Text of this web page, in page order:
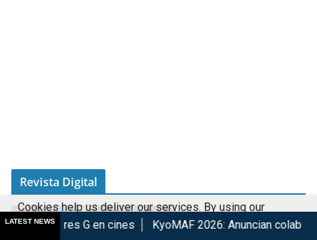
Revista Digital
LATEST NEWS
en cines KyoMAF 2026: Anuncian colaboraciones y
Cookies help us deliver our services. By using our
services, you agree to our use of cookies.
Got it